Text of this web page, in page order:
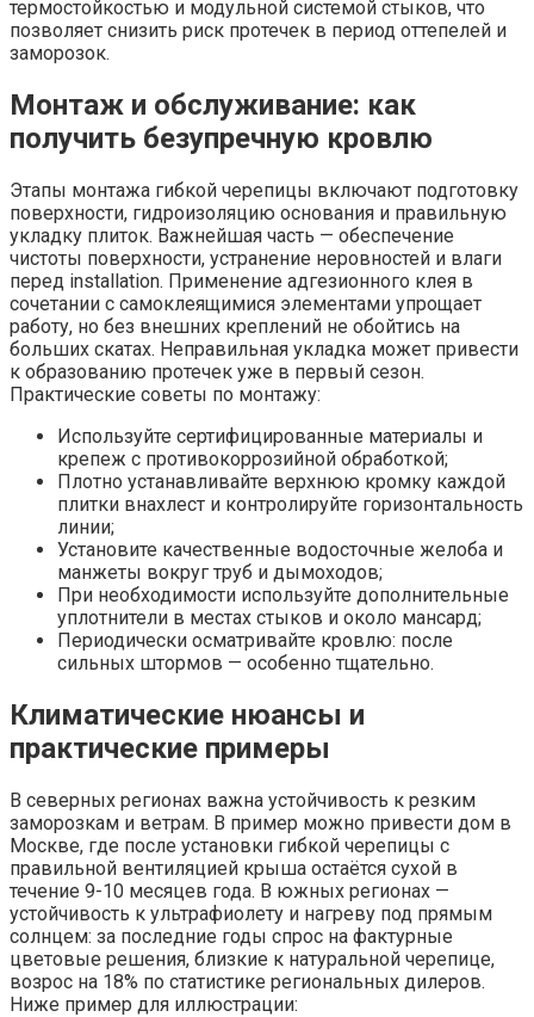
термостойкостью и модульной системой стыков, что
позволяет снизить риск протечек в период оттепелей и
заморозок.
Монтаж и обслуживание: как
получить безупречную кровлю
Этапы монтажа гибкой черепицы включают подготовку
поверхности, гидроизоляцию основания и правильную
укладку плиток. Важнейшая часть — обеспечение
чистоты поверхности, устранение неровностей и влаги
перед installation. Применение адгезионного клея в
сочетании с самоклеящимися элементами упрощает
работу, но без внешних креплений не обойтись на
больших скатах. Неправильная укладка может привести
к образованию протечек уже в первый сезон.
Практические советы по монтажу:
Используйте сертифицированные материалы и
крепеж с противокоррозийной обработкой;
Плотно устанавливайте верхнюю кромку каждой
плитки внахлест и контролируйте горизонтальность
линии;
Установите качественные водосточные желоба и
манжеты вокруг труб и дымоходов;
При необходимости используйте дополнительные
уплотнители в местах стыков и около мансард;
Периодически осматривайте кровлю: после
сильных штормов — особенно тщательно.
Климатические нюансы и
практические примеры
В северных регионах важна устойчивость к резким
заморозкам и ветрам. В пример можно привести дом в
Москве, где после установки гибкой черепицы с
правильной вентиляцией крыша остаётся сухой в
течение 9-10 месяцев года. В южных регионах —
устойчивость к ультрафиолету и нагреву под прямым
солнцем: за последние годы спрос на фактурные
цветовые решения, близкие к натуральной черепице,
возрос на 18% по статистике региональных дилеров.
Ниже пример для иллюстрации: